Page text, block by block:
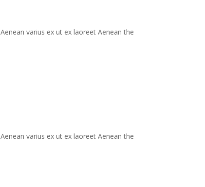
varius ex ut ex laoreet Aenean the
varius ex ut ex laoreet Aenean the